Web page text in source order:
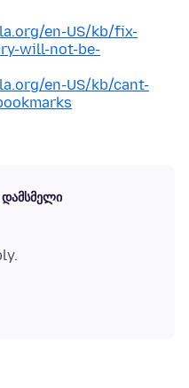
en-US/kb/fix-
will-not-be-
en-US/kb/cant-
დამსმელი